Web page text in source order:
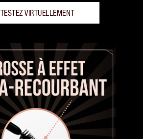
TESTEZ VIRTUELLEMENT